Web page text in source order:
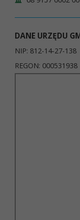
DANE URZĘDU
NIP: 812-14-27-138
REGON: 000531938